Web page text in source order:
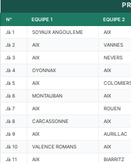
N° EQUIPE 1 EQUIPE 2
Jà 1 SOYAUX ANGOULEME AIX
Jà 2 AIX VANNES
Jà 3 AIX NEVERS
Jà 4 OYONNAX AIX
Jà 5 AIX
Jà 6 MONTAUBAN AIX
Jà 7 AIX ROUEN
Jà 8 CARCASSONNE AIX
Jà 9 AIX AURILLAC
Jà 10 VALENCE ROMANS AIX
Jà 11 AIX BIARRITZ